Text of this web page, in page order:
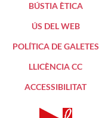
BÚSTIA ÈTICA
ÚS DEL WEB
POLÍTICA DE GALETES
LLICÈNCIA CC
ACCESSIBILITAT